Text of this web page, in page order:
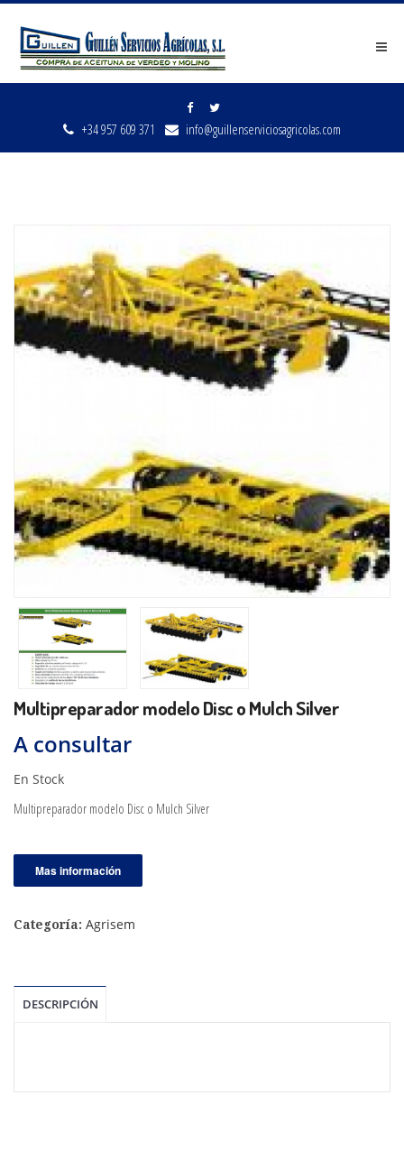
+34 957 609 371 info@guillenserviciosagricolas.com
Multipreparador modelo Disc o Mulch Silver
A consultar
En Stock
Multipreparador modelo Disc o Mulch Silver
Mas información
Categoría: Agrisem
DESCRIPCIÓN